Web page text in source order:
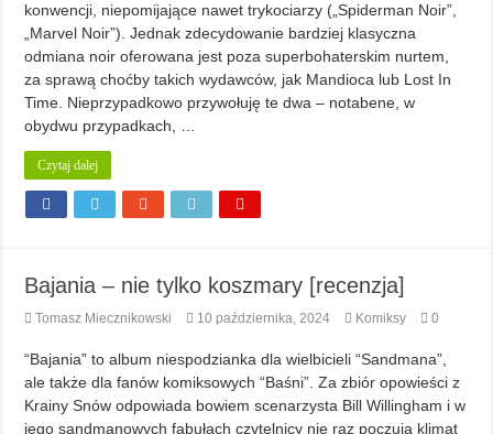
konwencji, niepomijające nawet trykociarzy („Spiderman Noir”,
„Marvel Noir”). Jednak zdecydowanie bardziej klasyczna
odmiana noir oferowana jest poza superbohaterskim nurtem,
za sprawą choćby takich wydawców, jak Mandioca lub Lost In
Time. Nieprzypadkowo przywołuję te dwa – notabene, w
obydwu przypadkach, …
Czytaj dalej
Bajania – nie tylko koszmary [recenzja]
Tomasz Miecznikowski 10 października, 2024 Komiksy 0
“Bajania” to album niespodzianka dla wielbicieli “Sandmana”,
ale także dla fanów komiksowych “Baśni”. Za zbiór opowieści z
Krainy Snów odpowiada bowiem scenarzysta Bill Willingham i w
jego sandmanowych fabułach czytelnicy nie raz poczują klimat